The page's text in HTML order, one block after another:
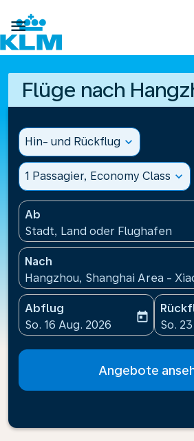

Flüge nach
Hin- und Rückflug expand_more
1 Passagier, Economy Class expand_more
Ab
Stadt, Land oder Flughafen
Nach
Hangzhou, Shanghai Area -
Abflug
fc-booking-departure-date-
So. 16 Aug. 2026
today
fc-
So.
Angebote